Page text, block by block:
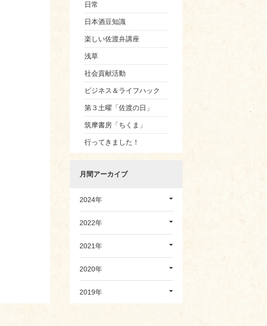
日常
日本酒豆知識
楽しい佐渡弁講座
浅草
社会貢献活動
ビジネス＆ライフハック
第３土曜「佐渡の日」
筑摩書房「ちくま」
行ってきました！
月間アーカイブ
2024年
2022年
2021年
2020年
2019年